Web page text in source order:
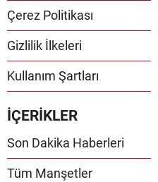
Çerez Politikası
Gizlilik İlkeleri
Kullanım Şartları
İÇERİKLER
Son Dakika Haberleri
Tüm Manşetler